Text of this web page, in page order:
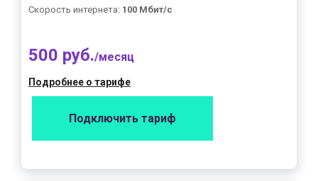
Скорость интернета: 100 Мбит/с
500 руб./месяц
Подробнее о тарифе
Подключить тариф